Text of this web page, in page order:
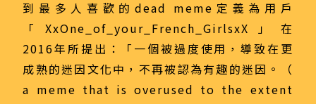
到最多人喜歡的dead meme定義為用戶
「XxOne_of_your_French_GirlsxX」在
2016年所提出：「一個被過度使用，導致在更
成熟的迷因文化中，不再被認為有趣的迷因。（
a meme that is overused to the extent